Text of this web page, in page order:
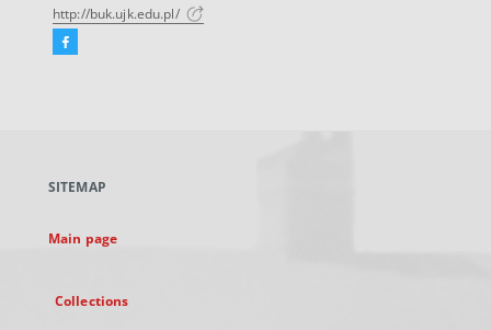
http://buk.ujk.edu.pl/
Facebook
new
SITEMAP
Main page
Collections